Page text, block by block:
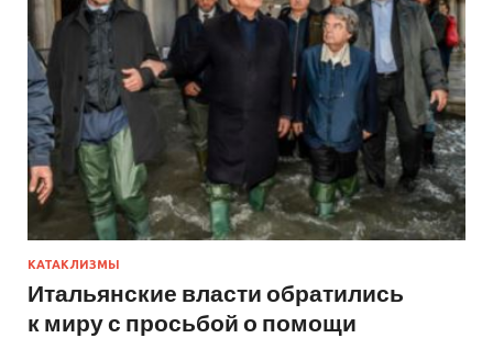
КАТАКЛИЗМЫ
Итальянские власти обратились
к миру с просьбой о помощи